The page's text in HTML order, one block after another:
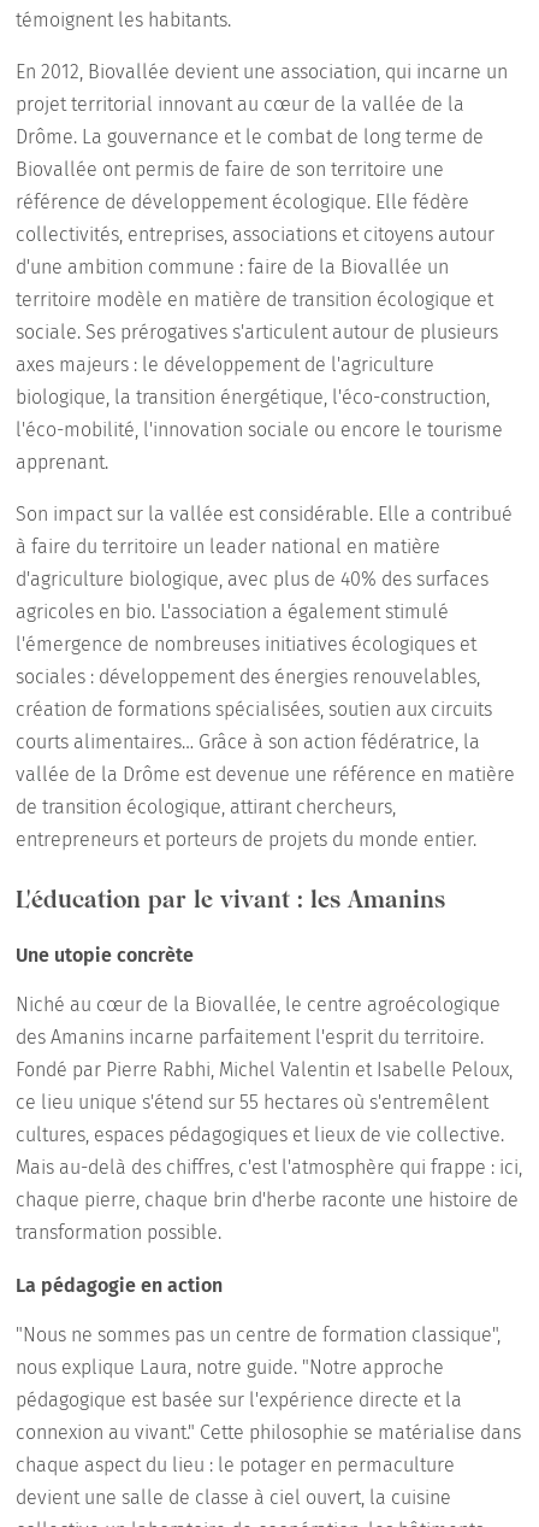
témoignent les habitants.
En 2012, Biovallée devient une association, qui incarne un
projet territorial innovant au cœur de la vallée de la
Drôme. La gouvernance et le combat de long terme de
Biovallée ont permis de faire de son territoire une
référence de développement écologique. Elle fédère
collectivités, entreprises, associations et citoyens autour
d'une ambition commune : faire de la Biovallée un
territoire modèle en matière de transition écologique et
sociale. Ses prérogatives s'articulent autour de plusieurs
axes majeurs : le développement de l'agriculture
biologique, la transition énergétique, l'éco-construction,
l'éco-mobilité, l'innovation sociale ou encore le tourisme
apprenant.
Son impact sur la vallée est considérable. Elle a contribué
à faire du territoire un leader national en matière
d'agriculture biologique, avec plus de 40% des surfaces
agricoles en bio. L'association a également stimulé
l'émergence de nombreuses initiatives écologiques et
sociales : développement des énergies renouvelables,
création de formations spécialisées, soutien aux circuits
courts alimentaires… Grâce à son action fédératrice, la
vallée de la Drôme est devenue une référence en matière
de transition écologique, attirant chercheurs,
entrepreneurs et porteurs de projets du monde entier.
L'éducation par le vivant : les Amanins
Une utopie concrète
Niché au cœur de la Biovallée, le centre agroécologique
des Amanins incarne parfaitement l'esprit du territoire.
Fondé par Pierre Rabhi, Michel Valentin et Isabelle Peloux,
ce lieu unique s'étend sur 55 hectares où s'entremêlent
cultures, espaces pédagogiques et lieux de vie collective.
Mais au-delà des chiffres, c'est l'atmosphère qui frappe : ici,
chaque pierre, chaque brin d'herbe raconte une histoire de
transformation possible.
La pédagogie en action
"Nous ne sommes pas un centre de formation classique",
nous explique Laura, notre guide. "Notre approche
pédagogique est basée sur l'expérience directe et la
connexion au vivant." Cette philosophie se matérialise dans
chaque aspect du lieu : le potager en permaculture
devient une salle de classe à ciel ouvert, la cuisine